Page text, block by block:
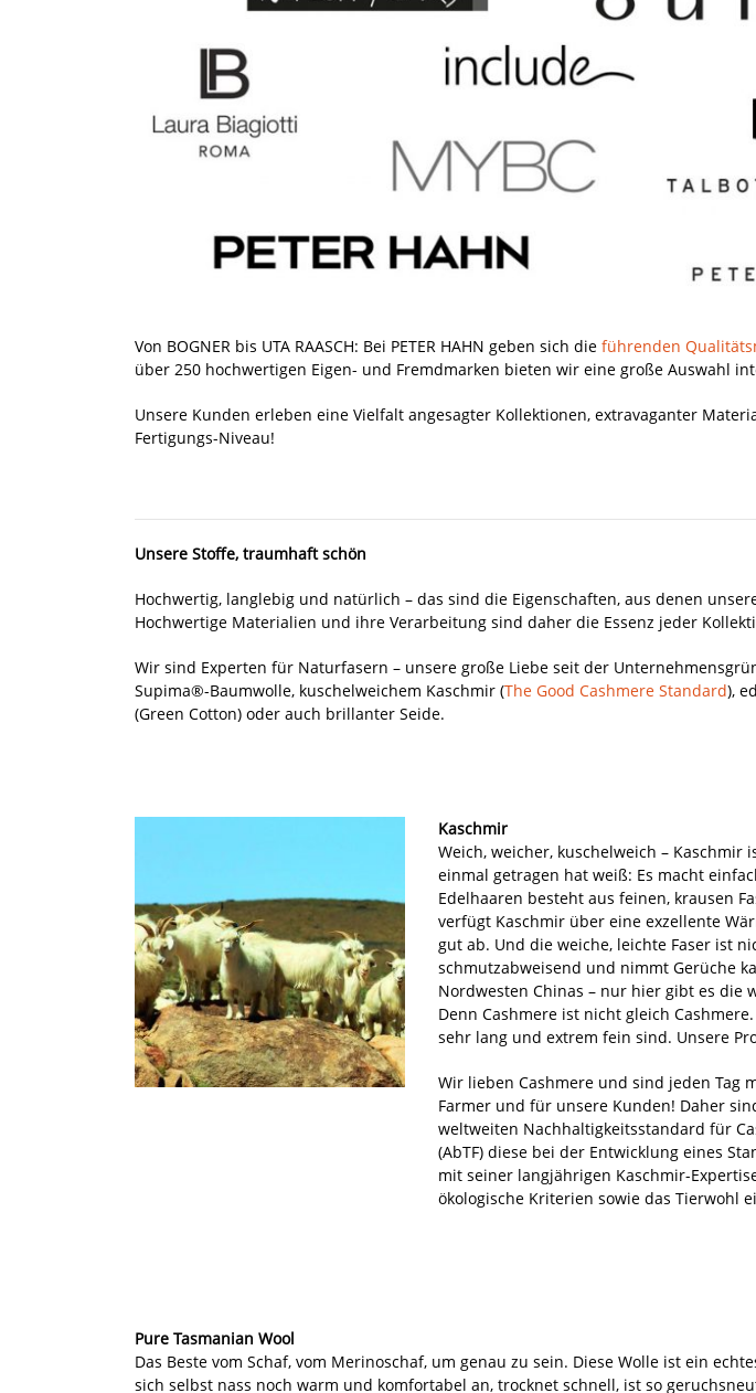
Von BOGNER bis UTA RAASCH: Bei PETER HAHN geben sich die führenden
über 250 hochwertigen Eigen- und Fremdmarken bieten wir eine große Auswahl
Unsere Kunden erleben eine Vielfalt angesagter Kollektionen, extravaganter
Fertigungs-Niveau!
Unsere Stoffe, traumhaft schön
Hochwertig, langlebig und natürlich – das sind die Eigenschaften, aus denen
Hochwertige Materialien und ihre Verarbeitung sind daher die Essenz jeder
Wir sind Experten für Naturfasern – unsere große Liebe seit der
Supima®-Baumwolle, kuschelweichem Kaschmir (The Good Cashmere Standard),
(Green Cotton) oder auch brillanter Seide.
Kaschmir
Weich, weicher, kuschelweich –
einmal getragen hat weiß: Es macht
Edelhaaren besteht aus feinen, krausen
verfügt Kaschmir über eine exzellente
gut ab. Und die weiche, leichte Faser ist
schmutzabweisend und nimmt Gerüche
Nordwesten Chinas – nur hier gibt es
Denn Cashmere ist nicht gleich
sehr lang und extrem fein sind. Unsere
Wir lieben Cashmere und sind jeden Tag
Farmer und für unsere Kunden! Daher
weltweiten Nachhaltigkeitsstandard für
(AbTF) diese bei der Entwicklung eines
mit seiner langjährigen Kaschmir-
ökologische Kriterien sowie das Tierwohl
Pure Tasmanian Wool
Das Beste vom Schaf, vom Merinoschaf, um genau zu sein. Diese Wolle ist ein
sich selbst nass noch warm und komfortabel an, trocknet schnell, ist so